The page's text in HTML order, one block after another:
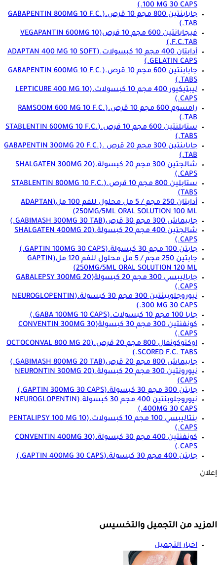
100 MG 30 CAPS.)
جابابنتين 800 مجم 10 قرص.
(GABAPENTIN 800MG 10 F.C.
TAB.)
فيجابانتين 600 مجم 10 قرص
(VEGAPANTIN 600MG 10
F.C.TAB.)
أدابتان 400 مجم 10 كبسولات.
(ADAPTAN 400 MG 10 SOFT
GELATIN CAPS.)
جابابنتين 600 مجم 10 قرص.
(GABAPENTIN 600MG 10 F.C.
TABS.)
ليبتيكيور 400 مجم 10 كبسولات.
(LEPTICURE 400 MG 10
CAPS.)
رامسوم 600 مجم 10 قرص.
(RAMSOOM 600 MG 10 F.C.
TAB.)
ستابلنتين 600 مجم 10 قرص.
(STABLENTIN 600MG 10 F.C.
TABS.)
جابابنتين 300 مجم 20 قرص .
(GABAPENTIN 300MG 20 F.C.
TAB.)
شالجتين 300 مجم 20 كبسولة.
(SHALGATEN 300MG 20
CAPS.)
ستابلين 800 مجم 10 قرص.
(STABLENTIN 800MG 10 F.C.
TABS)
أدابتان 250 مجم / 5 مل محلول للفم 100 مل
(ADAPTAN
250MG/5ML ORAL SOLUTION 100 ML)
جابيماش 300 مجم 30 قرص
(GABIMASH 300MG 30 TAB.)
شالجتين 400 مجم 20 كبسولة.
(SHALGATEN 400MG 20
CAPS.)
جابتن 100 مجم 30 كبسولة.
(GAPTIN 100MG 30 CAPS.)
جابتين 250 مجم / 5 مل محلول للفم 120 مل
(GAPTIN
250MG/5ML ORAL SOLUTION 120 ML)
جاباليبسي 300 مجم 20 كبسولة
(GABALEPSY 300MG 20
CAPS.)
نيوروجلوبينتين 300 مجم 30 كبسولة.
(NEUROGLOPENTIN
300 MG 30 CAPS.)
جابا 100 مجم 10 كبسولات.
(GABA 100MG 10 CAPS.)
كونفنتين 300 مجم 30 كبسولة
(CONVENTIN 300MG 30
CAPS.)
اوكتوكونفال 800 مجم 20 قرص.
(OCTOCONVAL 800 MG 20
SCORED F.C. TABS.)
جابيماش 800 مجم 20 قرص
(GABIMASH 800MG 20 TAB.)
نيورونتين 300 مجم 20 كبسولة.
(NEURONTIN 300MG 20
CAPS)
جابتن 300 مجم 30 كبسولة.
(GAPTIN 300MG 30 CAPS.)
نيوروجلوبنتين 400 مجم 30 كبسولة.
(NEUROGLOPENTIN
400MG 30 CAPS.)
بنتاليبسي 100 مجم 10 كبسولات.
(PENTALIPSY 100 MG 10
CAPS.)
كونفنتين 400 مجم 30 كبسولة.
(CONVENTIN 400MG 30
CAPS.)
جابتن 400 مجم 30 كبسولة.
(GAPTIN 400MG 30 CAPS.)
إعلان
المزيد من التجميل والتخسيس
اخبار التجميل